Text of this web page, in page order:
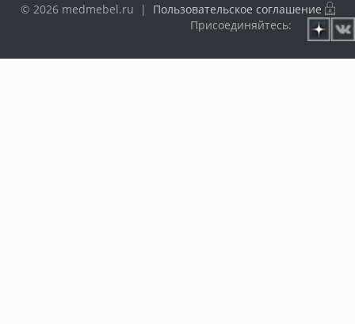
© 2026 medmebel.ru | Пользовательское соглашение
Присоединяйтесь: